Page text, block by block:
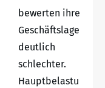
bewerten ihre
Geschäftslage
deutlich
schlechter.
Hauptbelastu